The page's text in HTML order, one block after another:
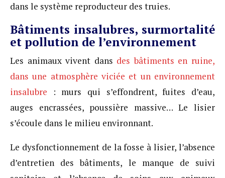
dans le système reproducteur des truies.
Bâtiments insalubres, surmortalité
et pollution de l’environnement
Les animaux vivent dans des bâtiments en ruine,
dans une atmosphère viciée et un environnement
insalubre : murs qui s’effondrent, fuites d’eau,
auges encrassées, poussière massive… Le lisier
s’écoule dans le milieu environnant.
Le dysfonctionnement de la fosse à lisier, l’absence
d’entretien des bâtiments, le manque de suivi